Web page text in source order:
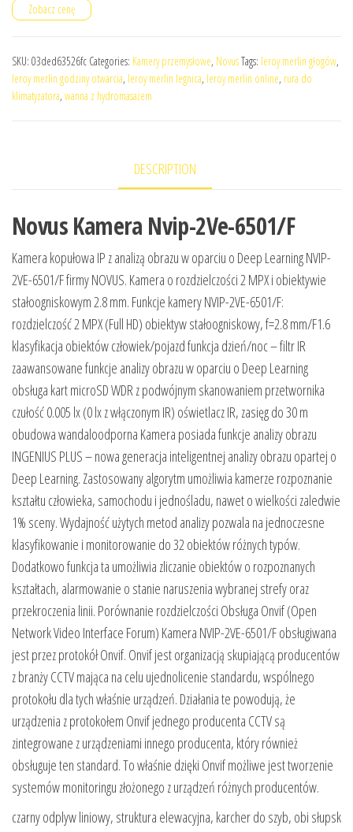
Zobacz cenę
SKU: 03ded63526fc Categories: Kamery przemysłowe, NovusTags: leroy merlin głogów,
leroy merlin godziny otwarcia, leroy merlin legnica, leroy merlin online, rura do
klimatyzatora, wanna z hydromasażem
DESCRIPTION
Novus Kamera Nvip-2Ve-6501/F
Kamera kopułowa IP z analizą obrazu w oparciu o Deep Learning NVIP-
2VE-6501/F firmy NOVUS. Kamera o rozdzielczości 2 MPX i obiektywie
stałoogniskowym 2.8 mm. Funkcje kamery NVIP-2VE-6501/F:
rozdzielczość 2 MPX (Full HD) obiektyw stałoogniskowy, f=2.8 mm/F1.6
klasyfikacja obiektów człowiek/pojazd funkcja dzień/noc – filtr IR
zaawansowane funkcje analizy obrazu w oparciu o Deep Learning
obsługa kart microSD WDR z podwójnym skanowaniem przetwornika
czułość 0.005 lx (0 lx z włączonym IR) oświetlacz IR, zasięg do 30 m
obudowa wandaloodporna Kamera posiada funkcje analizy obrazu
INGENIUS PLUS – nowa generacja inteligentnej analizy obrazu opartej o
Deep Learning. Zastosowany algorytm umożliwia kamerze rozpoznanie
kształtu człowieka, samochodu i jednośladu, nawet o wielkości zaledwie
1% sceny. Wydajność użytych metod analizy pozwala na jednoczesne
klasyfikowanie i monitorowanie do 32 obiektów różnych typów.
Dodatkowo funkcja ta umożliwia zliczanie obiektów o rozpoznanych
kształtach, alarmowanie o stanie naruszenia wybranej strefy oraz
przekroczenia linii. Porównanie rozdzielczości Obsługa Onvif (Open
Network Video Interface Forum) Kamera NVIP-2VE-6501/F obsługiwana
jest przez protokół Onvif. Onvif jest organizacją skupiającą producentów
z branży CCTV mająca na celu ujednolicenie standardu, wspólnego
protokołu dla tych właśnie urządzeń. Działania te powodują, że
urządzenia z protokołem Onvif jednego producenta CCTV są
zintegrowane z urządzeniami innego producenta, który również
obsługuje ten standard. To właśnie dzięki Onvif możliwe jest tworzenie
systemów monitoringu złożonego z urządzeń różnych producentów.
czarny odplyw liniowy, struktura elewacyjna, karcher do szyb, obi słupsk